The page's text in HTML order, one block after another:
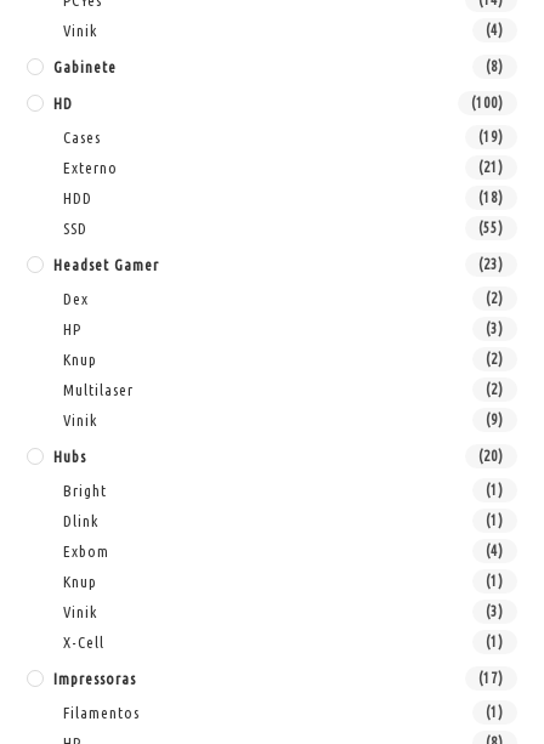
Vinik (4)
Gabinete (8)
HD (100)
Cases (19)
Externo (21)
HDD (18)
SSD (55)
Headset Gamer (23)
Dex (2)
HP (3)
Knup (2)
Multilaser (2)
Vinik (9)
Hubs (20)
Bright (1)
Dlink (1)
Exbom (4)
Knup (1)
Vinik (3)
X-Cell (1)
Impressoras (17)
Filamentos (1)